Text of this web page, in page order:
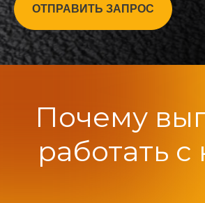
ОТПРАВИТЬ ЗАПРОС
Почему
работать